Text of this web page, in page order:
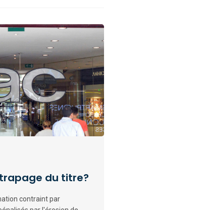
du titre?
contraint par